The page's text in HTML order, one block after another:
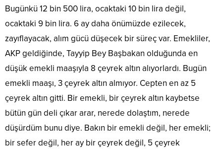
Bugünkü 12 bin 500 lira, ocaktaki 10 bin lira değil,
ocaktaki 9 bin lira. 6 ay daha önümüzde ezilecek,
zayıflayacak, alım gücü düşecek bir süreç var. Emekliler,
AKP geldiğinde, Tayyip Bey Başbakan olduğunda en
düşük emekli maaşıyla 8 çeyrek altın alıyorlardı. Bugün
emekli maaşı, 3 çeyrek altın almıyor. Cepten en az 5
çeyrek altın gitti. Bir emekli, bir çeyrek altın kaybetse
bütün gün deli çıkar arar, nerede dolaştım, nerede
düşürdüm bunu diye. Bakın bir emekli değil, her emekli;
bir sefer değil, her ay bir çeyrek değil, 5 çeyrek